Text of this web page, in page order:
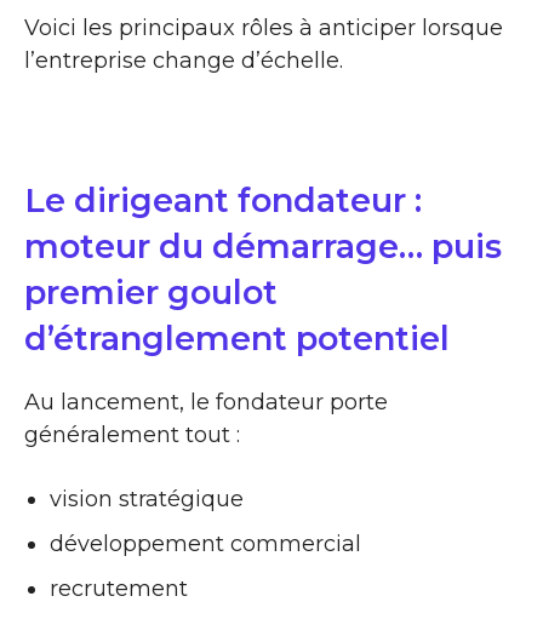
Voici les principaux rôles à anticiper lorsque
l’entreprise change d’échelle.
Le dirigeant fondateur :
moteur du démarrage… puis
premier goulot
d’étranglement potentiel
Au lancement, le fondateur porte
généralement tout :
vision stratégique
développement commercial
recrutement